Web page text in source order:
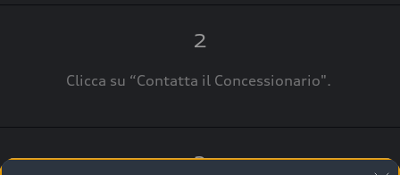
2
Clicca su “Contatta il Concessionario".
3